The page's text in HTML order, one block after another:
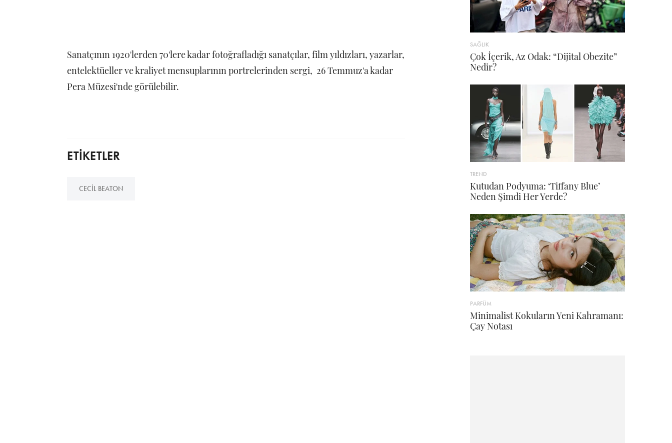
Sanatçının 1920'lerden 70'lere kadar fotoğrafladığı sanatçılar, film yıldızları, yazarlar,
entelektüeller ve kraliyet mensuplarının portrelerinden sergi, 26 Temmuz'a kadar
Pera Müzesi'nde görülebilir.
ETİKETLER
CECIL BEATON
SAĞLIK
Çok İçerik, Az Odak: “Dijital Obezite”
Nedir?
TREND
Kutudan Podyuma: ‘Tiffany Blue’
Neden Şimdi Her Yerde?
PARFÜM
Minimalist Kokuların Yeni Kahramanı:
Çay Notası